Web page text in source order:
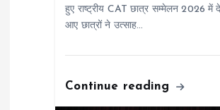
हुए राष्ट्रीय CAT छात्र सम्मेलन 2026 में
आए छात्रों ने उत्साह…
Continue reading